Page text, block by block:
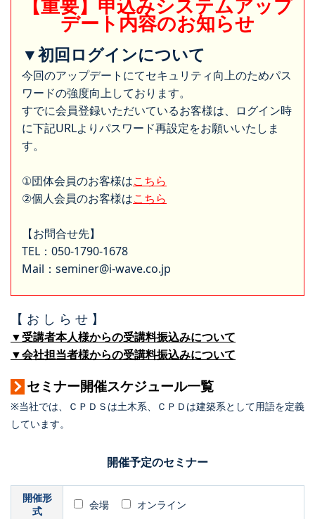
【重要】申込みシステムアップ
デート内容のお知らせ
▼初回ログインについて
今回のアップデートにてセキュリティ向上のためパス
ワードの強度向上しております。
すでに会員登録いただいているお客様は、ログイン時
に下記URLよりパスワード再設定をお願いいたしま
す。
①団体会員のお客様はこちら
②個人会員のお客様はこちら
【お問合せ先】
TEL：050-1790-1678
Mail：seminer@i-wave.co.jp
【 お し ら せ 】
▼受講者本人様からの受講料振込みについて
▼会社担当者様からの受講料振込みについて
セミナー開催スケジュール一覧
※当社では、ＣＰＤＳは土木系、ＣＰＤは建築系として用語を定義
しています。
開催予定のセミナー
開催形
式
会場 オンライン